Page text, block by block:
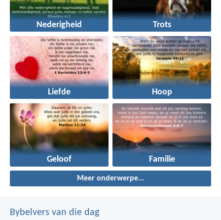
Nederigheid Trots
Liefde Hoop
Geloof Familie
Meer onderwerpe...
Bybelvers van die dag